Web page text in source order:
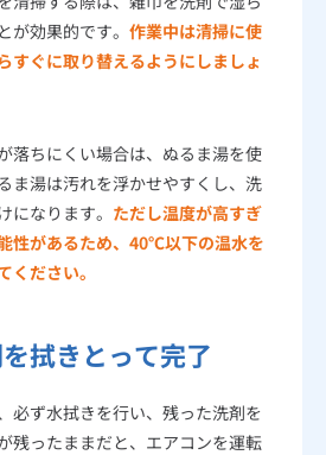
が効果的です。 作業中は清掃に使
すぐに取り替えるようにしましょ
落ちにくい場合は、ぬるま湯を使
ま湯は汚れを浮かせやすくし、洗
になります。 ただし温度が高すぎ
性があるため、40℃以下の温水を
ください。
拭きとって完了
必ず水拭きを行い、残った洗剤を
残ったままだと、エアコンを運転